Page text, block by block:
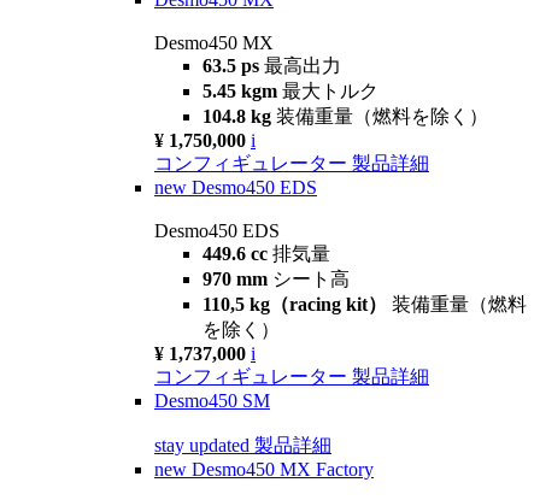
Desmo450 MX
63.5 ps 最高出力
5.45 kgm 最大トルク
104.8 kg 装備重量（燃料を除く）
¥ 1,750,000 i
コンフィギュレーター 製品詳細
new Desmo450 EDS
Desmo450 EDS
449.6 cc 排気量
970 mm シート高
110,5 kg（racing kit） 装備重量（燃料
を除く）
¥ 1,737,000 i
コンフィギュレーター 製品詳細
Desmo450 SM
stay updated 製品詳細
new Desmo450 MX Factory